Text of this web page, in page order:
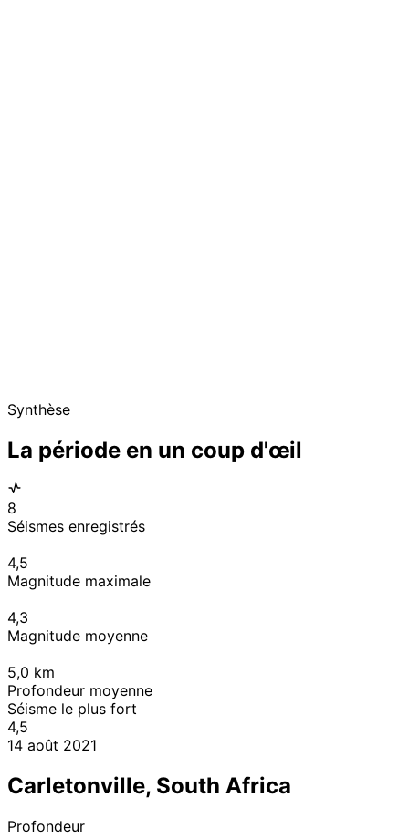
Synthèse
La période en un coup d'œil
8
Séismes enregistrés
4,5
Magnitude maximale
4,3
Magnitude moyenne
5,0 km
Profondeur moyenne
Séisme le plus fort
4,5
14 août 2021
Carletonville, South Africa
Profondeur